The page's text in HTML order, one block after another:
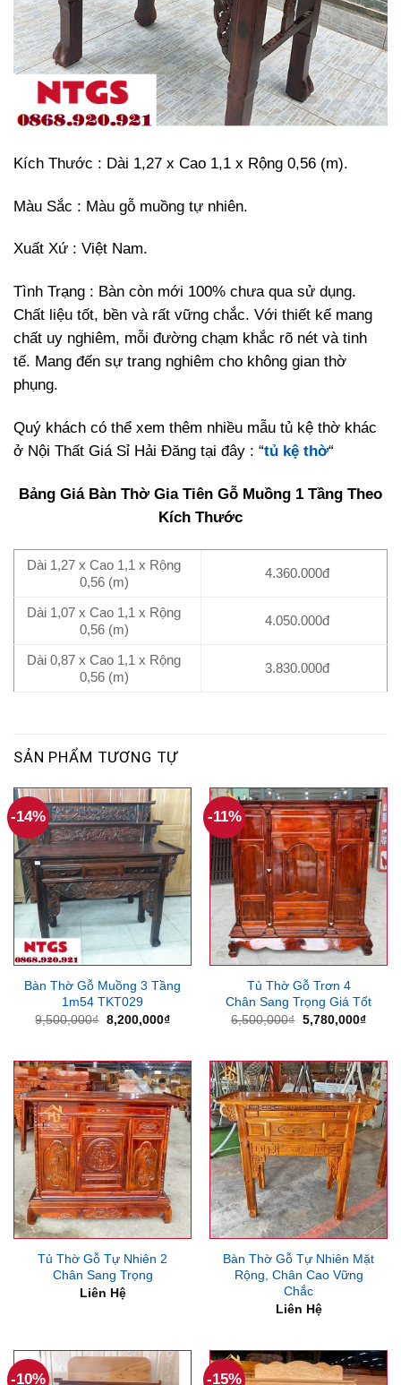
Kích Thước : Dài 1,27 x Cao 1,1 x Rộng 0,56 (m).
Màu Sắc : Màu gỗ muồng tự nhiên.
Xuất Xứ : Việt Nam.
Tình Trạng : Bàn còn mới 100% chưa qua sử dụng.
Chất liệu tốt, bền và rất vững chắc. Với thiết kế mang
chất uy nghiêm, mỗi đường chạm khắc rõ nét và tinh
tế. Mang đến sự trang nghiêm cho không gian thờ
phụng.
Quý khách có thể xem thêm nhiều mẫu tủ kệ thờ khác
ở Nội Thất Giá Sỉ Hải Đăng tại đây : “tủ kệ thờ“
Bảng Giá Bàn Thờ Gia Tiên Gỗ Muồng 1 Tầng Theo
Kích Thước
Dài 1,27 x Cao 1,1 x Rộng
0,56 (m)
4.360.000đ
Dài 1,07 x Cao 1,1 x Rộng
0,56 (m)
4.050.000đ
Dài 0,87 x Cao 1,1 x Rộng
0,56 (m)
3.830.000đ
SẢN PHẨM TƯƠNG TỰ
-14%
Bàn Thờ Gỗ Muồng 3 Tầng
1m54 TKT029
9,500,000₫ Giá
gốc
8,200,000₫Giá
8,200,000₫.
-11%
Tủ Thờ Gỗ Trơn 4
Chân Sang Trọng Giá Tốt
6,500,000₫ Giá
gốc
5,780,000₫Giá
Tủ Thờ Gỗ Tự Nhiên 2
Chân Sang Trọng
Liên Hệ
Bàn Thờ Gỗ Tự Nhiên Mặt
Rộng, Chân Cao Vững
Chắc
Liên Hệ
-10% -15%